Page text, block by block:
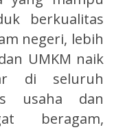
berkualitas
negeri, lebih
UMKM naik
di seluruh
usaha dan
beragam,